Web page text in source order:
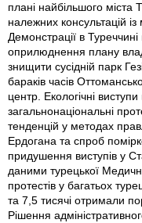
плані найбільшого міста
належних консультацій
Демонстрації в
оприлюднення плану
знищити сусідній парк
бараків часів
центр. Екологічні
загальнонаціональні
тенденцій у методах
Ердогана та спроб
придушення виступів у
даними турецької
протестів у багатьох
та 7,5 тисячі отримали
Рішення